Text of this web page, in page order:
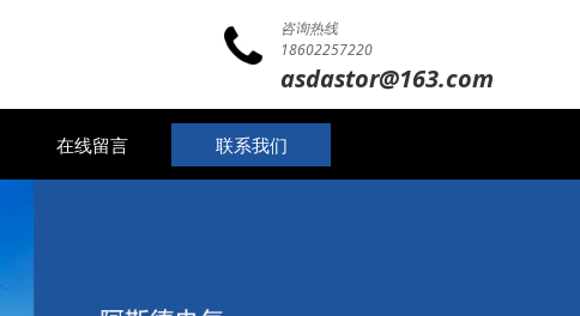
咨询热线
18602257220
asdastor@163.com
在线留言 联系我们